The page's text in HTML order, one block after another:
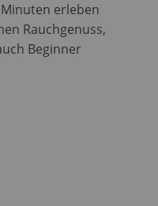
erleben
Rauchgenuss,
Beginner